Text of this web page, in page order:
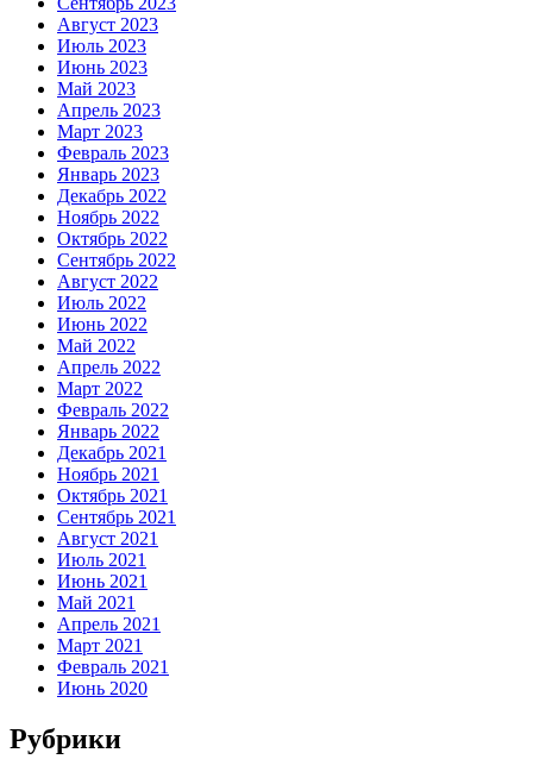
Август 2023
Июль 2023
Июнь 2023
Май 2023
Апрель 2023
Март 2023
Февраль 2023
Январь 2023
Декабрь 2022
Ноябрь 2022
Октябрь 2022
Сентябрь 2022
Август 2022
Июль 2022
Июнь 2022
Май 2022
Апрель 2022
Март 2022
Февраль 2022
Январь 2022
Декабрь 2021
Ноябрь 2021
Октябрь 2021
Сентябрь 2021
Август 2021
Июль 2021
Июнь 2021
Май 2021
Апрель 2021
Март 2021
Февраль 2021
Июнь 2020
Рубрики